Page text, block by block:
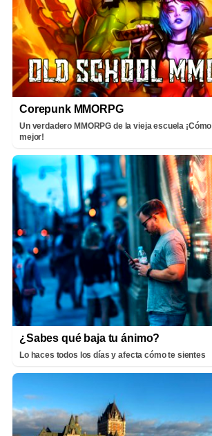
Corepunk MMORPG
Un verdadero MMORPG de la vieja escuela
mejor!
¿Sabes qué baja tu ánimo?
Lo haces todos los días y afecta cómo te sientes